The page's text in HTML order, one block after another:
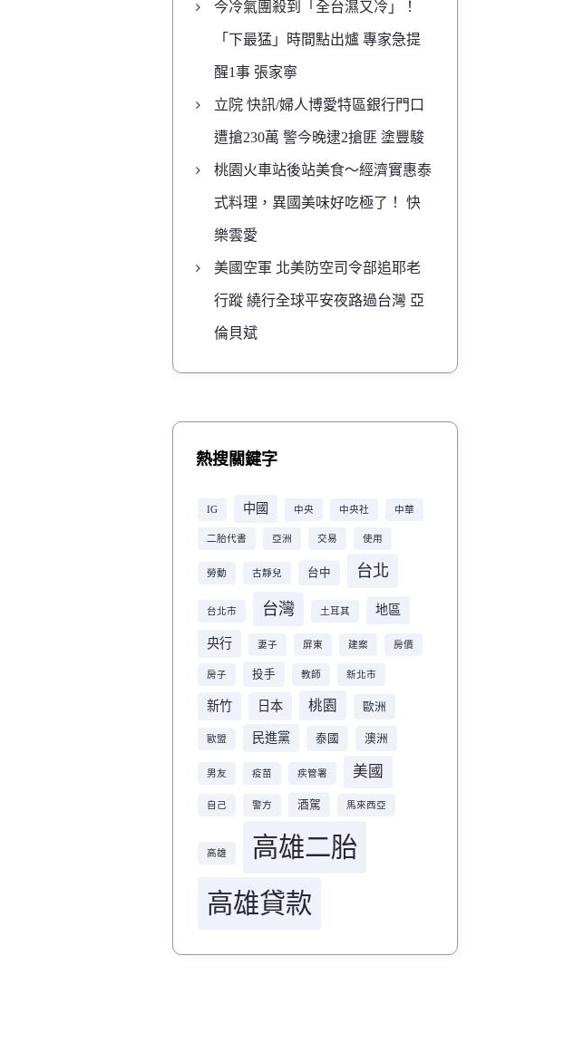
今冷氣團殺到「全台濕又冷」！
「下最猛」時間點出爐 專家急提
醒1事 張家寧
立院 快訊/婦人博愛特區銀行門口
遭搶230萬 警今晚逮2搶匪 塗豐駿
桃園火車站後站美食～經濟實惠泰
式料理，異國美味好吃極了！ 快
樂雲愛
美國空軍 北美防空司令部追耶老
行蹤 繞行全球平安夜路過台灣 亞
倫貝斌
熱搜關鍵字
IG 中國 中央 中央社 中華
二胎代書 亞洲 交易 使用
勞動 古靜兒 台中 台北
台北市 台灣 土耳其 地區
央行 妻子 屏東 建案 房價
房子 投手 教師 新北市
新竹 日本 桃園 歐洲
歐盟 民進黨 泰國 澳洲
男友 疫苗 疾管署 美國
自己 警方 酒駕 馬來西亞
高雄
高雄二胎
高雄貸款